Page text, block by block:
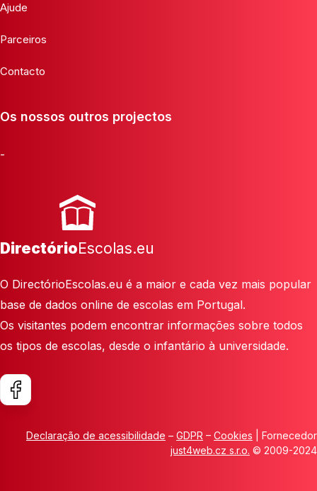
Ajude
Parceiros
Contacto
Os nossos outros projectos
-
DirectórioEscolas.eu
O DirectórioEscolas.eu é a maior e cada vez mais popular
base de dados online de escolas em Portugal.
Os visitantes podem encontrar informações sobre todos
os tipos de escolas, desde o infantário à universidade.
Declaração de acessibilidade – GDPR – Cookies | Fornecedor
just4web.cz s.r.o. © 2009-2024